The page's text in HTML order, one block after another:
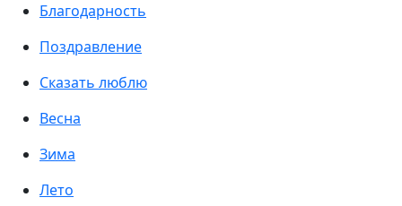
Благодарность
Поздравление
Сказать люблю
Весна
Зима
Лето